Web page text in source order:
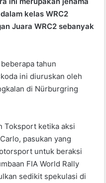
kelas WRC2
Juara WRC2 sebanyak
tahun
ini diuruskan oleh
di Nürburgring
Toksport ketika aksi
pasukan yang
untuk beraksi
FIA World Rally
sedikit spekulasi di